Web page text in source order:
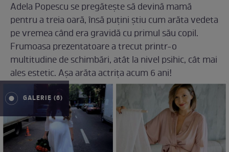
Adela Popescu se pregătește să devină mamă
pentru a treia oară, însă puțini știu cum arăta vedeta
pe vremea când era gravidă cu primul său copil.
Frumoasa prezentatoare a trecut printr-o
multitudine de schimbări, atât la nivel psihic, cât mai
ales estetic. Așa arăta actrița acum 6 ani!
GALERIE (6)